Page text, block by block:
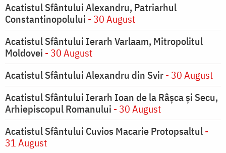
Acatistul Sfântului Alexandru, Patriarhul
Constantinopolului - 30 August
Acatistul Sfântului Ierarh Varlaam, Mitropolitul
Moldovei - 30 August
Acatistul Sfântului Alexandru din Svir- 30 August
Acatistul Sfântului Ierarh Ioan de la Râşca şi Secu,
Arhiepiscopul Romanului - 30 August
Acatistul Sfântului Cuvios Macarie Protopsaltul-
31 August